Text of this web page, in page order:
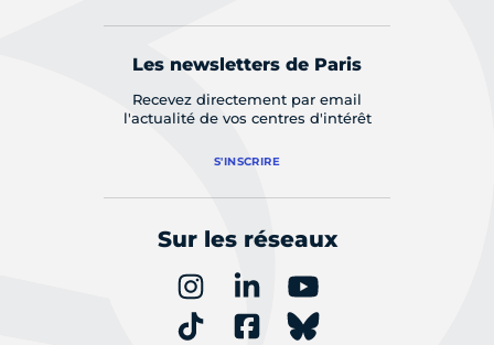
Les newsletters de Paris
Recevez directement par email
l'actualité de vos centres d'intérêt
S'INSCRIRE
Sur les réseaux